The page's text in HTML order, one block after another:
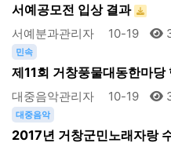
서예공모전 입상 결과
서예분과관리자 10-19
민속
제11회 거창풍물대동한마당
대중음악관리자 10-19
대중음악
2017년 거창군민노래자랑